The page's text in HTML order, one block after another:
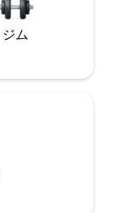
ジム